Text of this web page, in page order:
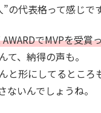
の代表格って感じで
AWARDでMVPを受賞
て、納得の声も。
と形にしてるところ
ないんでしょうね。